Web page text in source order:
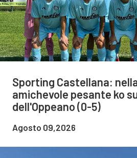
Sporting Castellana:
amichevole pesante ko
dell'Oppeano (0-5)
Agosto 09,2026